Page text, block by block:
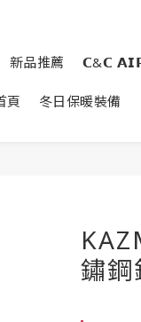
新品推薦 𝗖&𝗖
頁 冬日保暖裝備
鏽鋼